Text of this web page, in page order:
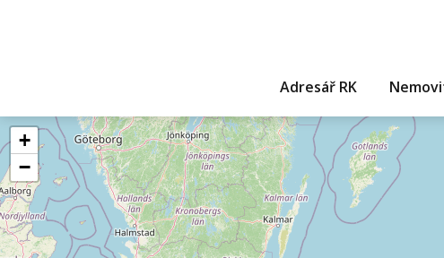
Adresář RK
+
−